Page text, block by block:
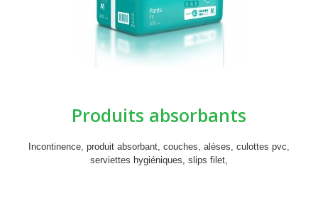
Produits absorbants
Incontinence, produit absorbant, couches, alèses, culottes pvc,
serviettes hygiéniques, slips filet,